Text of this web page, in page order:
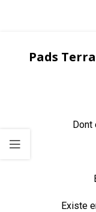
Pads
Dont
Existe